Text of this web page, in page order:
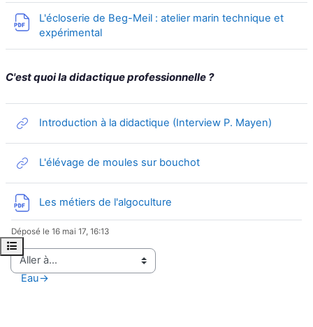
Ouvrir l’index du cours
L'écloserie de Beg-Meil : atelier marin technique et
expérimental
C'est quoi la didactique professionnelle ?
Introduction à la didactique (Interview P. Mayen)
L'élévage de moules sur bouchotURL
Les métiers de l'algoculture
Déposé le 16 mai 17, 16:13
→
Eau